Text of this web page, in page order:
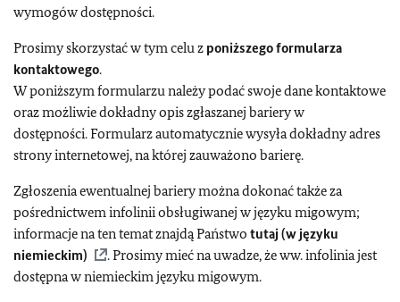
wymogów dostępności.
Prosimy skorzystać w tym celu z poniższego formularza
kontaktowego.
W poniższym formularzu należy podać swoje dane kontaktowe
oraz możliwie dokładny opis zgłaszanej bariery w
dostępności. Formularz automatycznie wysyła dokładny adres
strony internetowej, na której zauważono barierę.
Zgłoszenia ewentualnej bariery można dokonać także za
pośrednictwem infolinii obsługiwanej w języku migowym;
informacje na ten temat znajdą Państwo tutaj (w języku
niemieckim)
. Prosimy mieć na uwadze, że ww. infolinia jest
dostępna w niemieckim języku migowym.